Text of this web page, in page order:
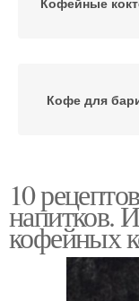
Кофе для
10
напитков.
кофейных